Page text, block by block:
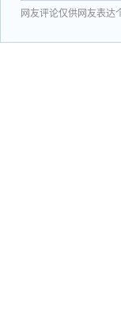
网友评论仅供网友表达